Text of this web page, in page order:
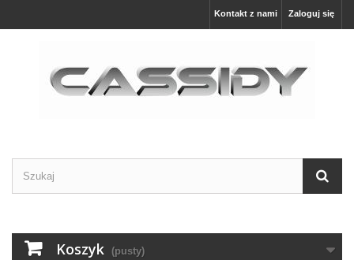
Zaloguj się
Kontakt z nami
Koszyk (pusty)